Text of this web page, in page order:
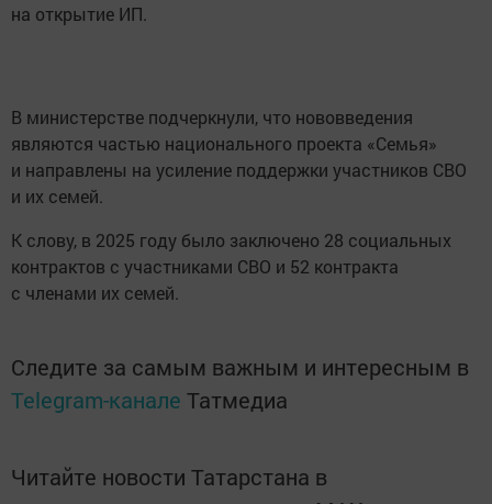
на открытие ИП.
В министерстве подчеркнули, что нововведения
являются частью национального проекта «Семья»
и направлены на усиление поддержки участников СВО
и их семей.
К слову, в 2025 году было заключено 28 социальных
контрактов с участниками СВО и 52 контракта
с членами их семей.
Следите за самым важным и интересным в
Telegram-канале Татмедиа
Читайте новости Татарстана в